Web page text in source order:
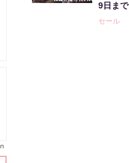
9日まで
セール